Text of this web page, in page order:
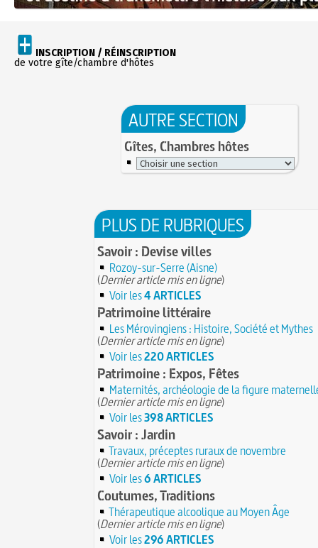
INSCRIPTION / RÉINSCRIPTION
de votre gîte/chambre d'hôtes
AUTRE SECTION
Gîtes, Chambres hôtes
PLUS DE RUBRIQUES
Savoir : Devise villes
Rozoy-sur-Serre (Aisne)
(Dernier article mis en ligne)
Voir les4 ARTICLES
Patrimoine littéraire
Les Mérovingiens : Histoire, Société et Mythes
(Dernier article mis en ligne)
Voir les220 ARTICLES
Patrimoine : Expos, Fêtes
Maternités, archéologie de la figure
(Dernier article mis en ligne)
Voir les398 ARTICLES
Savoir : Jardin
Travaux, préceptes ruraux de novembre
(Dernier article mis en ligne)
Voir les6 ARTICLES
Coutumes, Traditions
Thérapeutique alcoolique au Moyen Âge
(Dernier article mis en ligne)
Voir les296 ARTICLES